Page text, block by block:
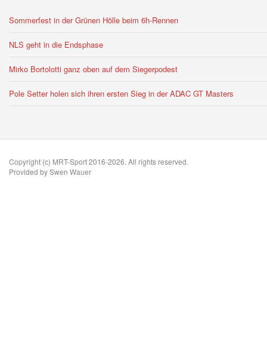
Sommerfest in der Grünen Hölle beim 6h-Rennen
NLS geht in die Endsphase
Mirko Bortolotti ganz oben auf dem Siegerpodest
Pole Setter holen sich ihren ersten Sieg in der ADAC GT Masters
Copyright (c) MRT-Sport 2016-2026. All rights reserved.
Provided by Swen Wauer